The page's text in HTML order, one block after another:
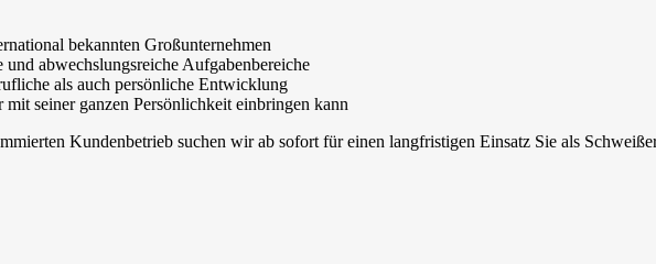
bekannten Großunternehmen
abwechslungsreiche Aufgabenbereiche
als auch persönliche Entwicklung
seiner ganzen Persönlichkeit einbringen kann
Kundenbetrieb suchen wir ab sofort für einen langfristigen Einsatz Sie als